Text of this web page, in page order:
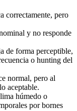
correctamente, pero
y no responde
de forma perceptible,
o hunting del
normal, pero al
aceptable.
húmedo o
por bornes